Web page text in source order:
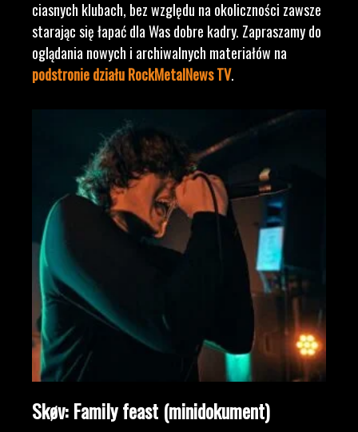
ciasnych klubach, bez względu na okoliczności zawsze
starając się łapać dla Was dobre kadry. Zapraszamy do
oglądania nowych i archiwalnych materiałów na
podstronie działu RockMetalNews TV.
Skøv: Family feast (minidokument)